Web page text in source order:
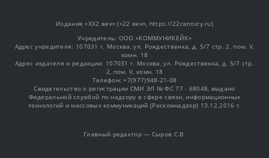
Издание «XX2 век» («22 век», https://22century.ru)
Учредитель: OOO «КОММУНИКЕЙК»
Адрес учредителя: 107031 г. Москва, ул. Рождественка, д. 5/7 стр. 2, пом. V,
комн. 18
Адрес издателя и редакции: 107031 г. Москва, ул. Рождественка, д. 5/7 стр.
2, пом. V, комн. 18
Телефон: +7(977)948-21-08
Свидетельство о регистрации СМИ ЭЛ № ФС 77 - 68048, выдано
Федеральной службой по надзору в сфере связи, информационных
технологий и массовых коммуникаций (Роскомнадзор) 13.12.2016 г.
Главный редактор — Сыров С.В.